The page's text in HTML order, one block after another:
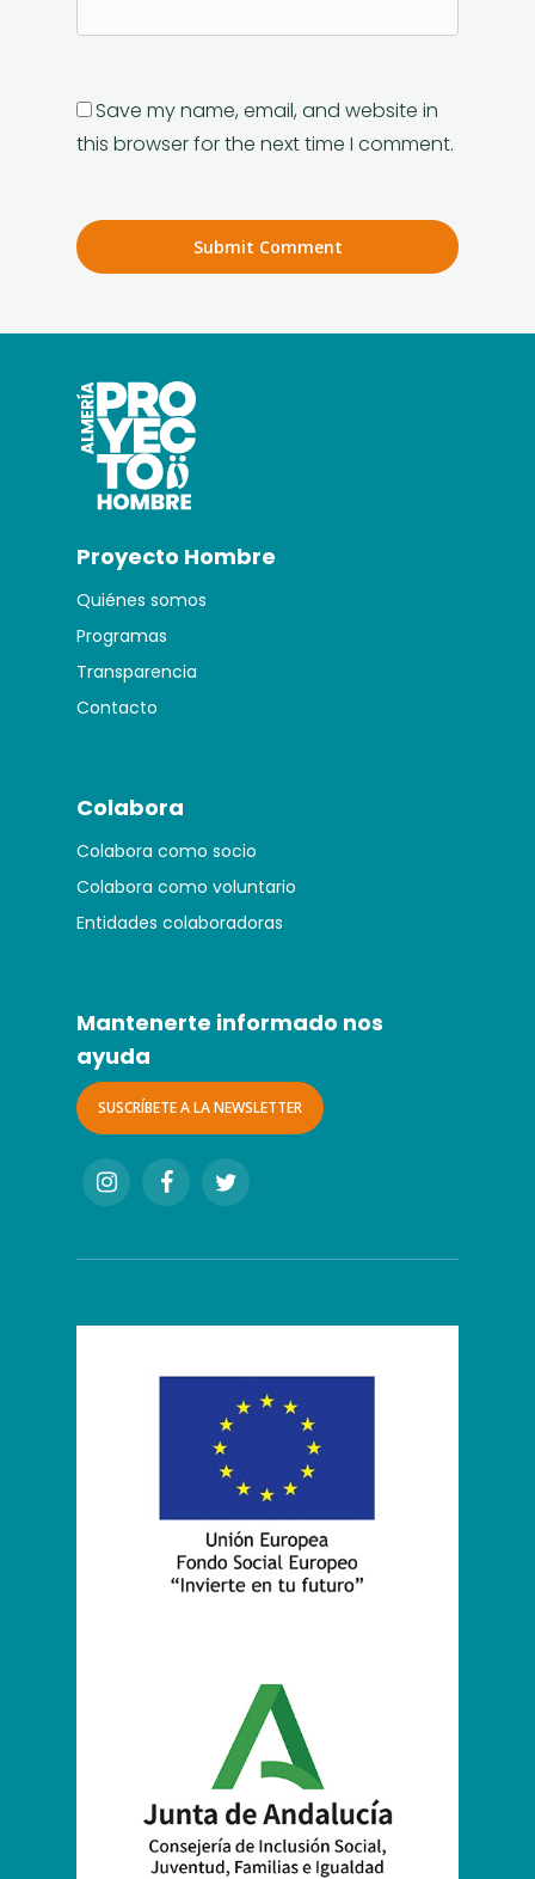
Save my name, email, and website in
this browser for the next time I comment.
Proyecto Hombre
Quiénes somos
Programas
Transparencia
Contacto
Colabora
Colabora como socio
Colabora como voluntario
Entidades colaboradoras
Mantenerte informado nos
ayuda
SUSCRÍBETE A LA NEWSLETTER